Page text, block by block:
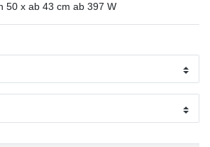
50 x ab 43 cm ab 397 W